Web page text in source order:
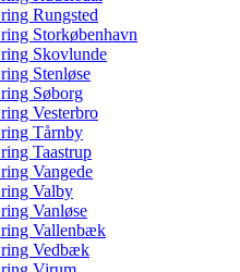
Rungsted
Storkøbenhavn
Skovlunde
Stenløse
Søborg
Vesterbro
Tårnby
Taastrup
Vangede
Valby
Vanløse
Vallenbæk
Vedbæk